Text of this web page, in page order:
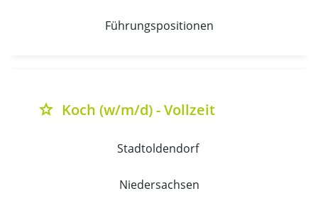
Führungspositionen
grade Koch (w/m/d) - Vollzeit
Stadtoldendorf
Niedersachsen